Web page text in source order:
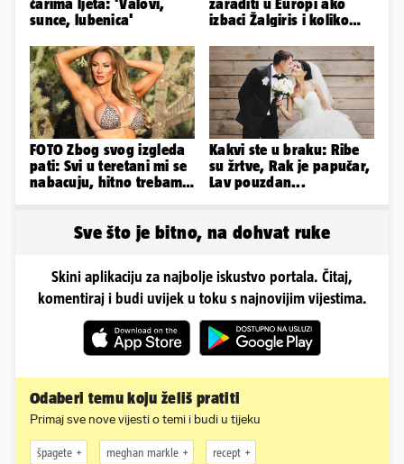
čarima ljeta: 'Valovi,
sunce, lubenica'
zaraditi u Europi ako
izbaci Žalgiris i koliko
FOTO Zbog svog izgleda
pati: Svi u teretani mi se
nabacuju, hitno trebam
Kakvi ste u braku: Ribe
su žrtve, Rak je papučar,
Lav pouzdan...
Sve što je bitno, na dohvat ruke
Skini aplikaciju za najbolje iskustvo portala. Čitaj,
komentiraj i budi uvijek u toku s najnovijim vijestima.
Odaberi temu koju želiš pratiti
Primaj sve nove vijesti o temi i budi u tijeku
špagete meghan markle recept